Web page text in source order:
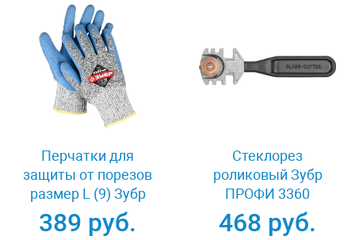
Перчатки для
защиты от порезов
размер L (9) Зубр
11277-L
389 руб.
Стеклорез
роликовый Зубр
ПРОФИ 3360
468 руб.